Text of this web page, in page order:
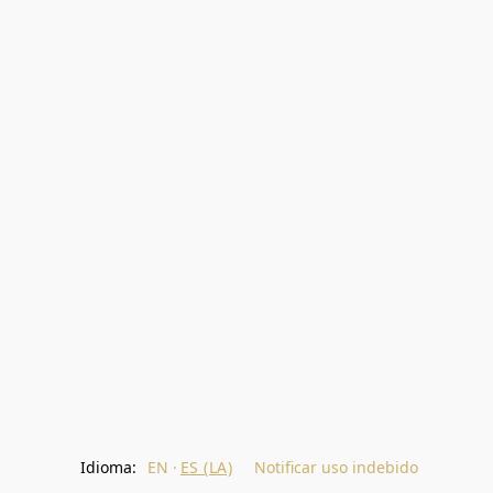
Idioma: EN ES (LA) Notificar uso indebido